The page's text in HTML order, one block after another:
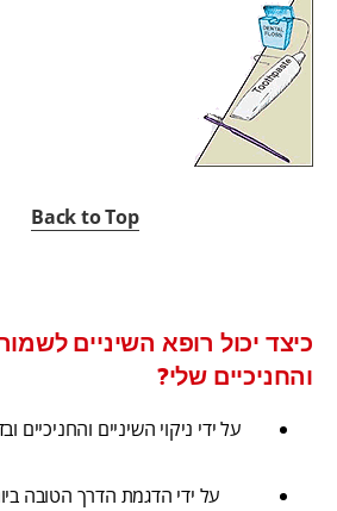
Back to Top
כיצד יכול רופא השיניים
והחניכיים שלי?
על ידי ניקוי השיניים והחניכיים
על ידי הדגמת הדרך הטובה